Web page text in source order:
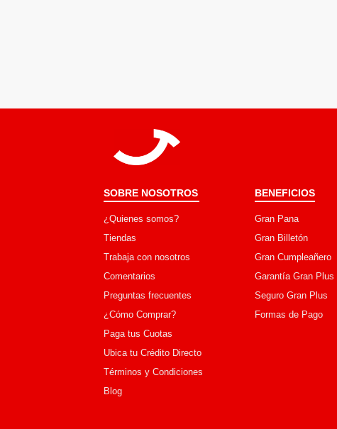
SOBRE NOSOTROS
¿Quienes somos?
Tiendas
Trabaja con nosotros
Comentarios
Preguntas frecuentes
¿Cómo Comprar?
Paga tus Cuotas
Ubica tu Crédito Directo
Términos y Condiciones
Blog
BENEFICIOS
Gran Pana
Gran Billetón
Gran Cumpleañero
Garantía Gran Plus
Seguro Gran Plus
Formas de Pago